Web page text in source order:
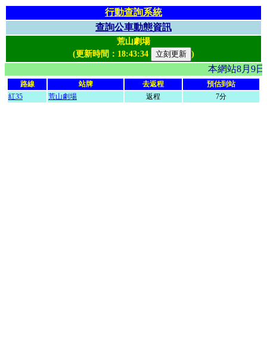
行動查詢系統
查詢公車動態資訊
荒山劇場
(更新時間： 18:43:34 )
本網站8月9
路線 站牌 去返程
預估到站
紅35
荒山劇場 返程 7分